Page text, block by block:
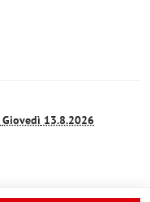
Giovedì 13.8.2026